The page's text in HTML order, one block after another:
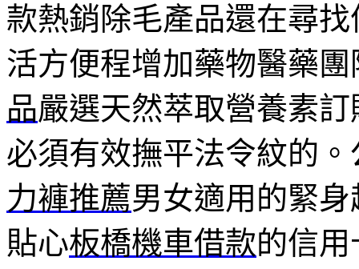
款熱銷除毛產品還在尋
活方便程增加藥物醫藥
品嚴選天然萃取營養素
必須有效撫平法令紋的
力褲推薦男女適用的緊
貼心板橋機車借款的信